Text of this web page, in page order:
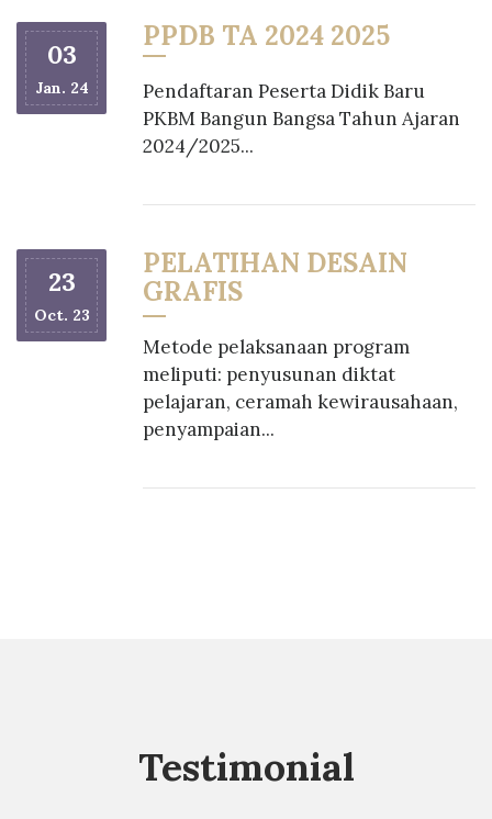
03
Jan. 24
PPDB TA 2024 2025
Pendaftaran Peserta Didik Baru
PKBM Bangun Bangsa Tahun Ajaran
2024/2025...
23
Oct. 23
PELATIHAN DESAIN
GRAFIS
Metode pelaksanaan program
meliputi: penyusunan diktat
pelajaran, ceramah kewirausahaan,
penyampaian...
Testimonial